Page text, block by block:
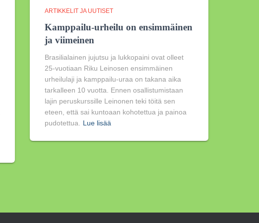
ARTIKKELIT JA UUTISET
Kamppailu-urheilu on ensimmäinen
ja viimeinen
Brasilialainen jujutsu ja lukkopaini ovat olleet
25-vuotiaan Riku Leinosen ensimmäinen
urheilulaji ja kamppailu-uraa on takana aika
tarkalleen 10 vuotta. Ennen osallistumistaan
lajin peruskurssille Leinonen teki töitä sen
eteen, että sai kuntoaan kohotettua ja painoa
pudotettua.
Lue lisää